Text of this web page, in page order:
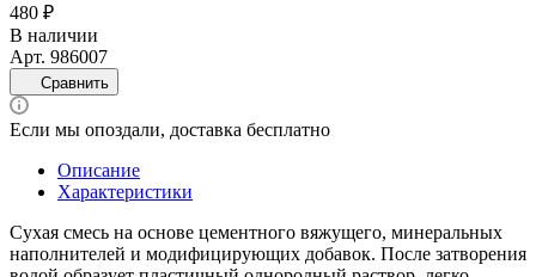
480 ₽
В наличии
Арт. 986007
Сравнить
Если мы опоздали, доставка бесплатно
Описание
Характеристики
Сухая смесь на основе цементного вяжущего, минеральных
наполнителей и модифицирующих добавок. После затворения